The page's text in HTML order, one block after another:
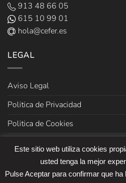
913 48 66 05
615 10 99 01
hola@cefer.es
LEGAL
Aviso Legal
Politica de Privacidad
Politica de Cookies
Este sitio web utiliza cookies
usted tenga la mejor
Pulse Aceptar para confirmar que